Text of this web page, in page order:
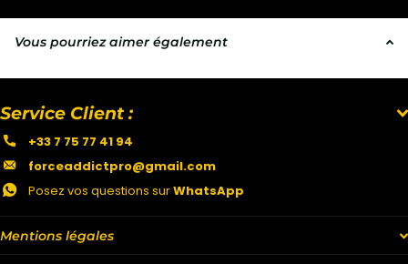
Vous pourriez aimer également
Mentions légales
Service Client :
+33 7 75 77 41 94
forceaddictpro@gmail.com
Posez vos questions surWhatsApp